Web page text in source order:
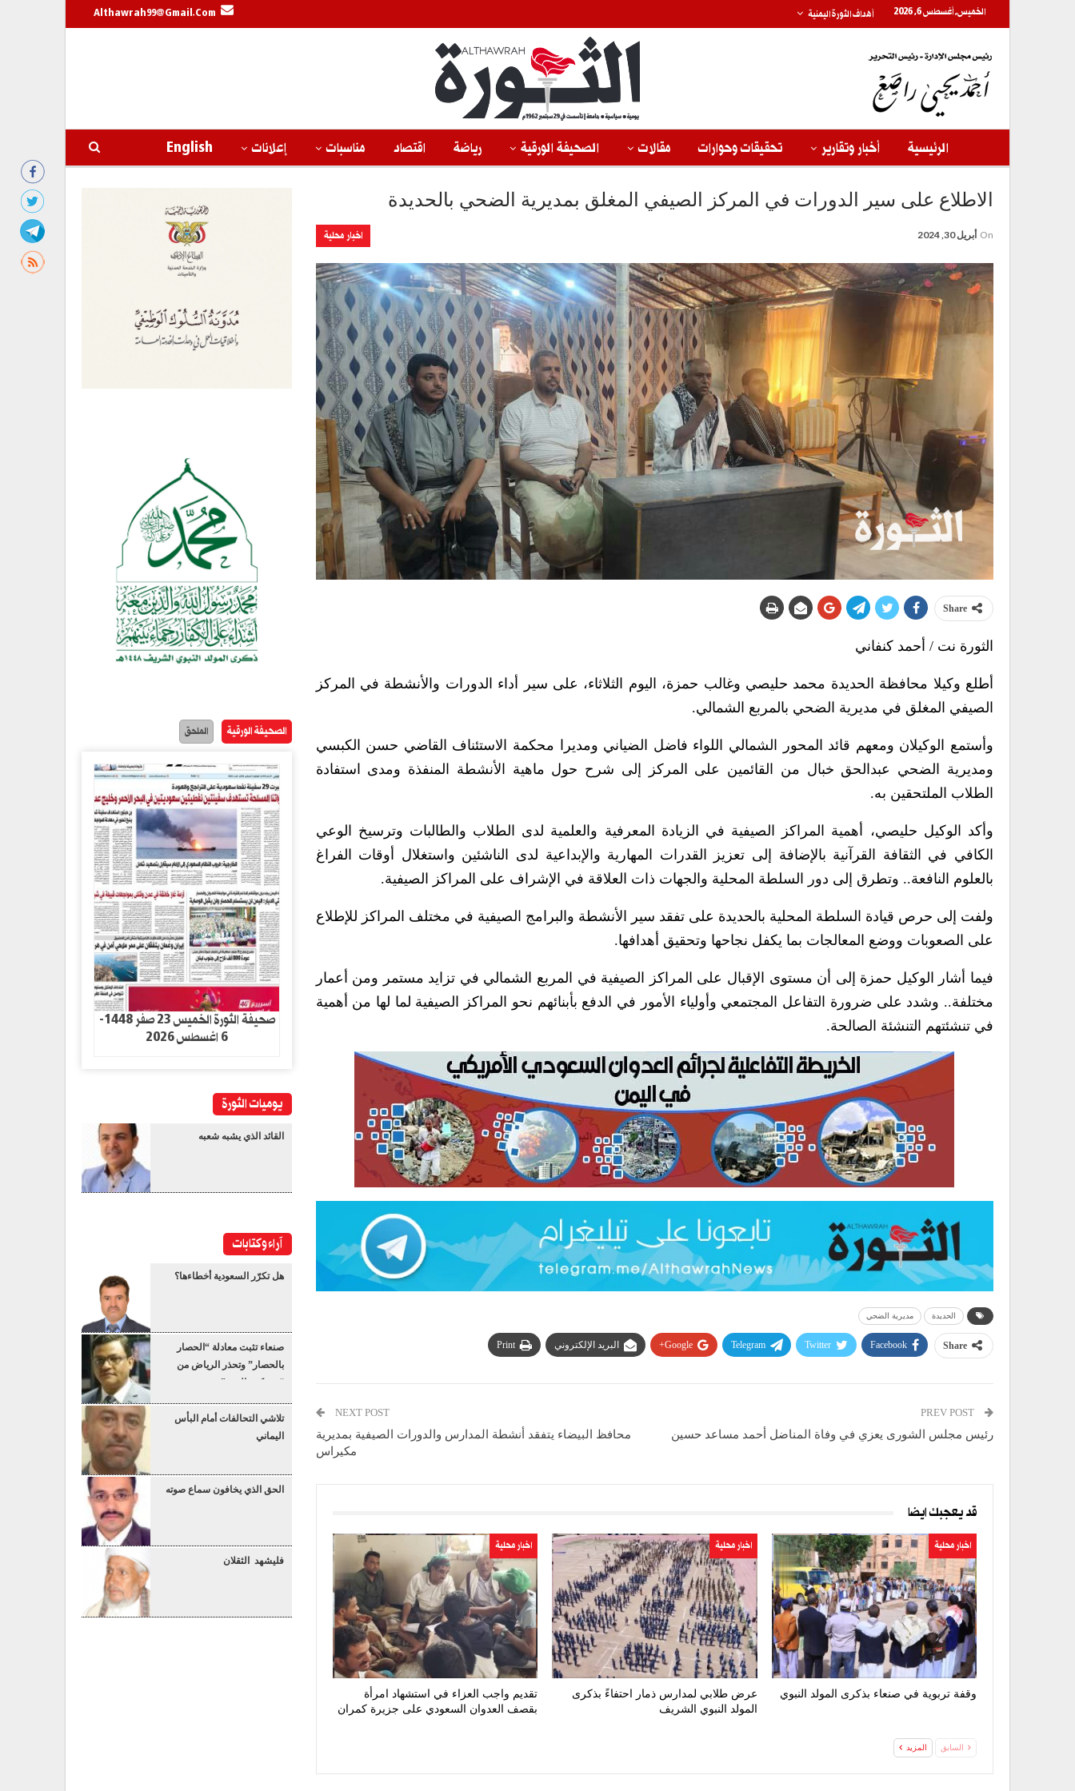
الخميس, أغسطس 6, 2026 أهداف الثورة اليمنية Althawrah99@gmail.com
الرئيسية أخبار وتقارير تحقيقات وحوارات مقالات الصحيفة الورقية رياضة اقتصاد مناسبات إعلانات English
الاطلاع على سير الدورات في المركز الصيفي المغلق بمديرية الضحي بالحديدة
اخبار محلية On أبريل 30, 2024
Share
الثورة نت / أحمد كنفاني
أطلع وكيلا محافظة الحديدة محمد حليصي وغالب حمزة، اليوم الثلاثاء، على سير أداء الدورات والأنشطة في المركز
الصيفي المغلق في مديرية الضحي بالمربع الشمالي.
وأستمع الوكيلان ومعهم قائد المحور الشمالي اللواء فاضل الضياني ومديرا محكمة الاستئناف القاضي حسن الكبسي
ومديرية الضحي عبدالحق خبال من القائمين على المركز إلى شرح حول ماهية الأنشطة المنفذة ومدى استفادة
الطلاب الملتحقين به.
وأكد الوكيل حليصي، أهمية المراكز الصيفية في الزيادة المعرفية والعلمية لدى الطلاب والطالبات وترسيخ الوعي
الكافي في الثقافة القرآنية بالإضافة إلى تعزيز القدرات المهارية والإبداعية لدى الناشئين واستغلال أوقات الفراغ
بالعلوم النافعة.. وتطرق إلى دور السلطة المحلية والجهات ذات العلاقة في الإشراف على المراكز الصيفية.
ولفت إلى حرص قيادة السلطة المحلية بالحديدة على تفقد سير الأنشطة والبرامج الصيفية في مختلف المراكز للإطلاع
على الصعوبات ووضع المعالجات بما يكفل نجاحها وتحقيق أهدافها.
فيما أشار الوكيل حمزة إلى أن مستوى الإقبال على المراكز الصيفية في المربع الشمالي في تزايد مستمر ومن أعمار
مختلفة.. وشدد على ضرورة التفاعل المجتمعي وأولياء الأمور في الدفع بأبنائهم نحو المراكز الصيفية لما لها من أهمية
في تنشئتهم التنشئة الصالحة.
الحديدة مديرية الضحي
Share
Facebook
Twitter
Telegram
Google+ البريد الإلكتروني Print
رئيس مجلس الشورى يعزي في وفاة المناضل أحمد مساعد حسين
NEXT POST
محافظ البيضاء يتفقد أنشطة المدارس والدورات الصيفية بمديرية
مكيراس
قد يعجبك ايضا
اخبار محلية
وقفة تربوية في صنعاء بذكرى المولد النبوي
اخبار محلية
عرض طلابي لمدارس ذمار احتفاءً بذكرى
المولد النبوي الشريف
اخبار محلية
تقديم واجب العزاء في استشهاد امرأة
بقصف العدوان السعودي على جزيرة كمران
السابق المزيد
الصحيفة الورقية الملحق
صحيفة الثورة الخميس 23 صفر 1448-
6 اغسطس 2026
يوميات الثورة
القائد الذي يشبه شعبه
آراء وكتابات
هل تكرّر السعودية أخطاءها؟
صنعاء تثبت معادلة “الحصار
بالحصار” وتحذر الرياض من
“عسكرة البحر”
تلاشي التحالفات أمام البأس
اليماني
الحق الذي يخافون سماع صوته
فليشهد الثقلان